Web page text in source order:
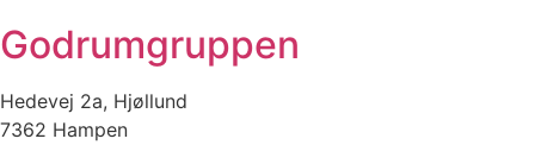
Godrumgruppen
Hedevej 2a, Hjøllund
7362 Hampen